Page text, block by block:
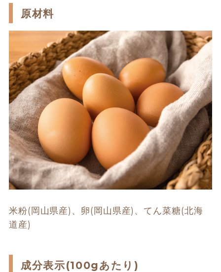
原材料
米粉(岡山県産)、卵(岡山県産)、てん菜糖(北海
道産)
成分表示(100gあたり)